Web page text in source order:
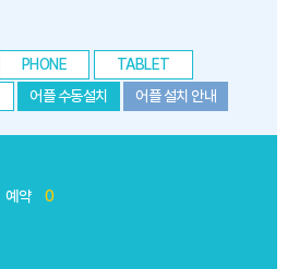
PHONE
TABLET
어플 수동설치 어플 설치 안내
예약 0